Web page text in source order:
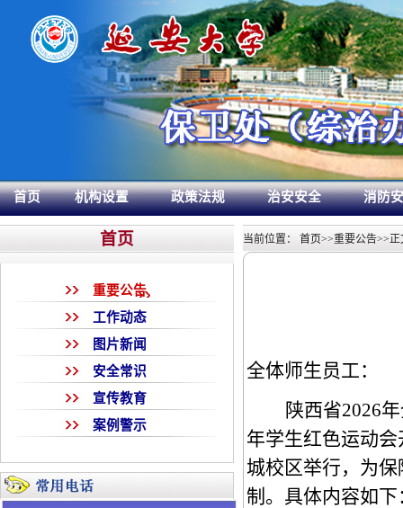
首页 机构设置 政策法规 治安安全 消防
首页
重要公告
工作动态
图片新闻
安全常识
宣传教育
案例警示
当前位置： 首页>>重要公告>>正
全体师生员工：
陕西省2026
年学生红色运动
城校区举行， 为保
制。具体内容如下